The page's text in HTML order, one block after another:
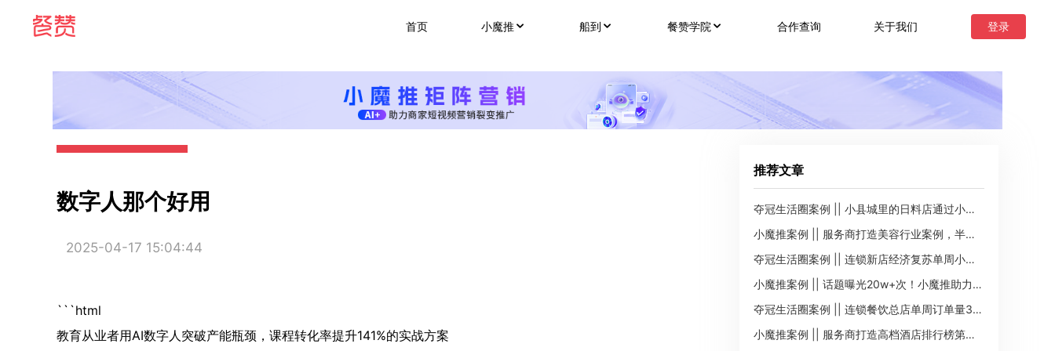
首页 小魔推 船到 餐赞学院 合作查询 关于我们 登录
数字人那个好用
2025-04-17 15:04:44
```html
教育从业者用AI数字人突破产能瓶颈，课程转化率提升141%的实战方案
推荐文章
夺冠生活圈案例 || 小县城里的日料店通过小程序单周订单145单，流水2w+
小魔推案例 || 服务商打造美容行业案例，半月内曝光17w+次
夺冠生活圈案例 || 连锁新店经济复苏单周小程序订单195单，流水2.8w+
小魔推案例 || 话题曝光20w+次！小魔推助力幼儿园招生推广
夺冠生活圈案例 || 连锁餐饮总店单周订单量300+，GMV2.6w+
小魔推案例 || 服务商打造高档酒店排行榜第一名